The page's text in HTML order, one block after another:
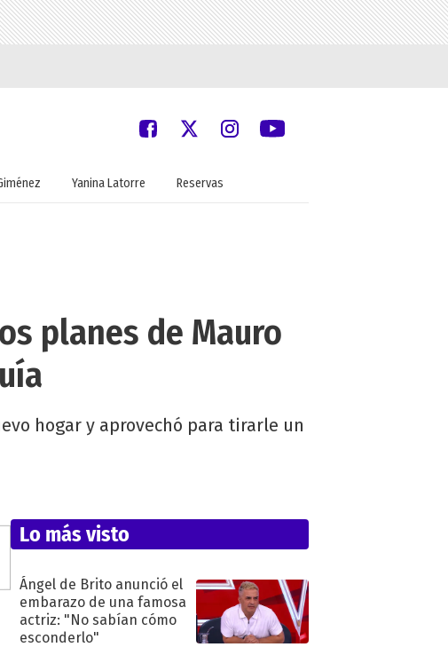
Yanina Latorre Reservas
planes de Mauro
hogar y aprovechó para tirarle un
Lo más visto
Ángel de Brito anunció el
embarazo de una famosa
actriz: "No sabían cómo
esconderlo"